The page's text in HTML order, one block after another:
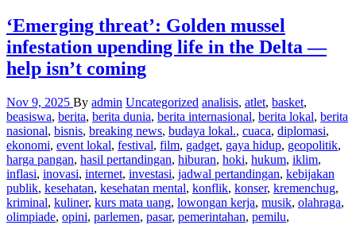
‘Emerging threat’: Golden mussel
infestation upending life in the Delta —
help isn’t coming
Nov 9, 2025 By admin Uncategorized analisis, atlet, basket,
beasiswa, berita, berita dunia, berita internasional, berita lokal, berita
nasional, bisnis, breaking news, budaya lokal., cuaca, diplomasi,
ekonomi, event lokal, festival, film, gadget, gaya hidup, geopolitik,
harga pangan, hasil pertandingan, hiburan, hoki, hukum, iklim,
inflasi, inovasi, internet, investasi, jadwal pertandingan, kebijakan
publik, kesehatan, kesehatan mental, konflik, konser, kremenchug,
kriminal, kuliner, kurs mata uang, lowongan kerja, musik, olahraga,
olimpiade, opini, parlemen, pasar, pemerintahan, pemilu,